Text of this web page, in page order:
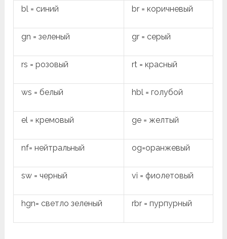
bl = синий br = коричневый
gn = зеленый gr = серый
rs = розовый rt = красный
ws = белый hbl = голубой
el = кремовый ge = желтый
nf= нейтральный og=оранжевый
sw = черный vi = фиолетовый
hgn= светло зеленый rbr = пурпурный